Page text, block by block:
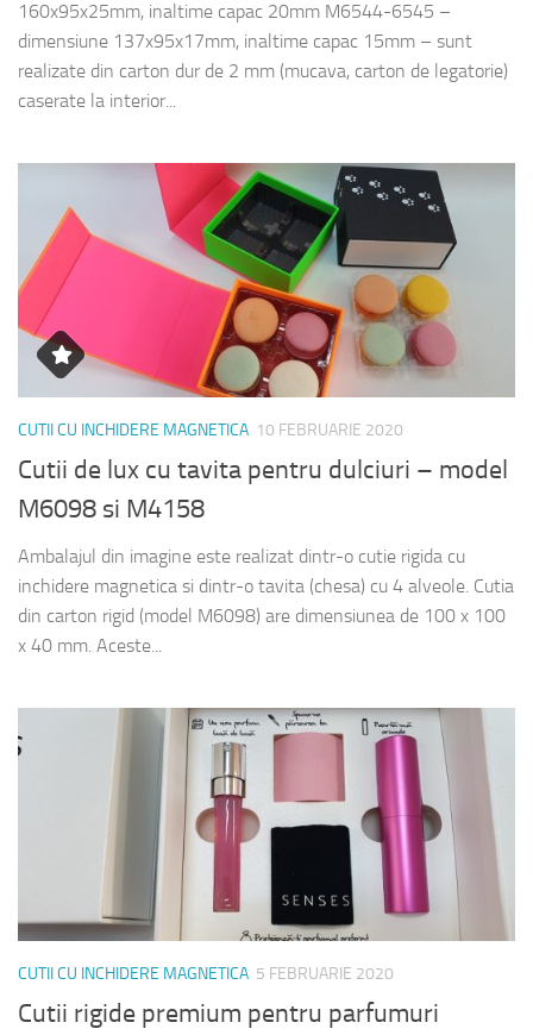
160x95x25mm, inaltime capac 20mm M6544-6545 –
dimensiune 137x95x17mm, inaltime capac 15mm – sunt
realizate din carton dur de 2 mm (mucava, carton de legatorie)
caserate la interior...
CUTII CU INCHIDERE MAGNETICA 10 FEBRUARIE 2020
Cutii de lux cu tavita pentru dulciuri – model
M6098 si M4158
Ambalajul din imagine este realizat dintr-o cutie rigida cu
inchidere magnetica si dintr-o tavita (chesa) cu 4 alveole. Cutia
din carton rigid (model M6098) are dimensiunea de 100 x 100
x 40 mm. Aceste...
CUTII CU INCHIDERE MAGNETICA 5 FEBRUARIE 2020
Cutii rigide premium pentru parfumuri